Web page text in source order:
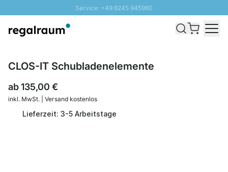
Service: +49 6245 945960
Schnelle Lieferung - Gratis Versand ab 100€
CLOS-IT Schubladenelemente
ab135,00 €
inkl. MwSt. | Versand kostenlos
Lieferzeit: 3-5 Arbeitstage